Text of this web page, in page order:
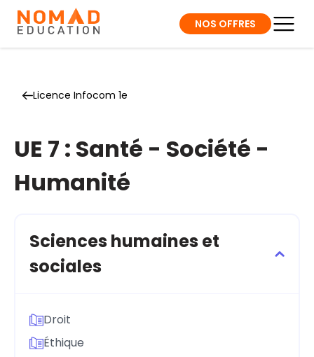
NOS OFFRES
Licence Infocom 1e
UE 7 : Santé - Société -
Humanité
Sciences humaines et
sociales
Droit
Éthique